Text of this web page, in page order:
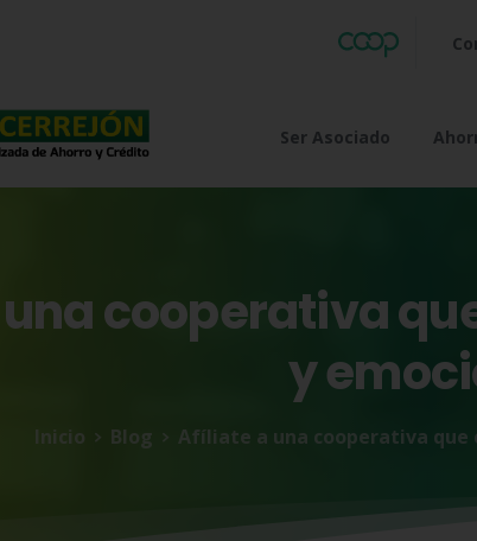
Ser Asociado
unacooperativa
y
Inicio Blog Afíliate a una cooperativa que